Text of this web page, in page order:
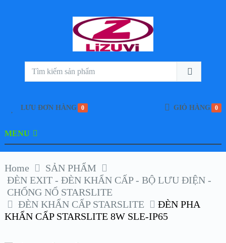
LƯU ĐƠN HÀNG 0 GIỎ HÀNG 0
MENU
Home
SẢN PHẨM
ĐÈN EXIT - ĐÈN KHẨN CẤP - BỘ LƯU ĐIỆN -
CHỐNG NỔ STARSLITE
ĐÈN KHẨN CẤP STARSLITE
ĐÈN PHA
KHẨN CẤP STARSLITE 8W SLE-IP65